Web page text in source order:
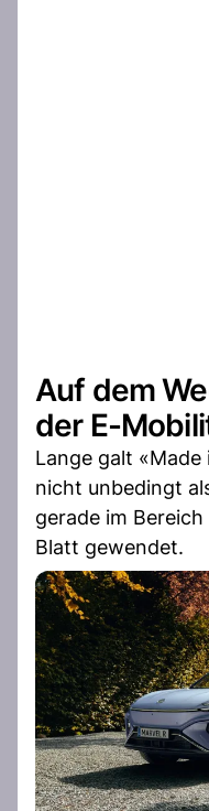
Auf dem
der E-
Lange galt
nicht unbedingt
gerade im
Blatt gewendet.